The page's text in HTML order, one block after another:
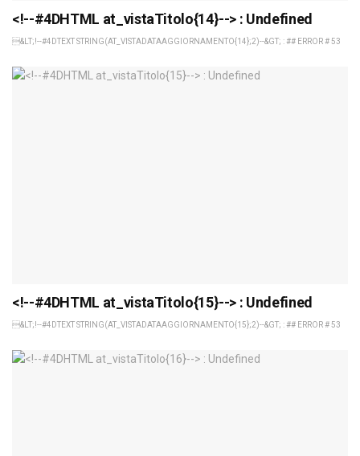
<!--#4DHTML at_vistaTitolo{14}--> : Undefined
&LT;!--#4DTEXT STRING(AT_VISTADATAAGGIORNAMENTO{14};2)--&GT; : ## ERROR # 53
<!--#4DHTML at_vistaTitolo{15}--> : Undefined
&LT;!--#4DTEXT STRING(AT_VISTADATAAGGIORNAMENTO{15};2)--&GT; : ## ERROR # 53